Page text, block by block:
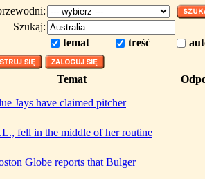
Szukaj:
temat
treść
Temat
Jays have claimed pitcher
fell in the middle of her routine
Globe reports that Bulger